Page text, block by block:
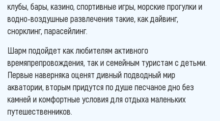
клубы, бары, казино, спортивные игры, морские прогулки и
водно-воздушные развлечения такие, как дайвинг,
снорклинг, парасейлинг.
Шарм подойдет как любителям активного
времяпрепровождения, так и семейным туристам с детьми.
Первые наверняка оценят дивный подводный мир
акватории, вторым придутся по душе песчаное дно без
камней и комфортные условия для отдыха маленьких
путешественников.